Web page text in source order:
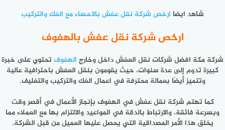
شاهد ايضا ارخص شركة نقل عفش بالاحساء مع الفك والتركيب
ارخص شركة نقل عفش بالهفوف
شركة مكة افضل شركات نقل العفش داخل وخارج الهفوفتحتوي على خبرة
كبيرة تدوم إلى عدة سنوات، حيث يقومون بنقل العفش باحترافية عالية
وتتميز أيضًا بعمالة محترفة في اعمال الفك والتركيب والتغليف.
كما تهتم شركة نقل عفش في الهفوف بإنجاز الأعمال في أقصر وقت
وبسرعة فائقة، والارتباط بالدقة في المواعيد والالتزام بها مع العملاء مما
يخلق هذا الأمر المصداقية التي يحصل عليها العميل من قبل الشركة.